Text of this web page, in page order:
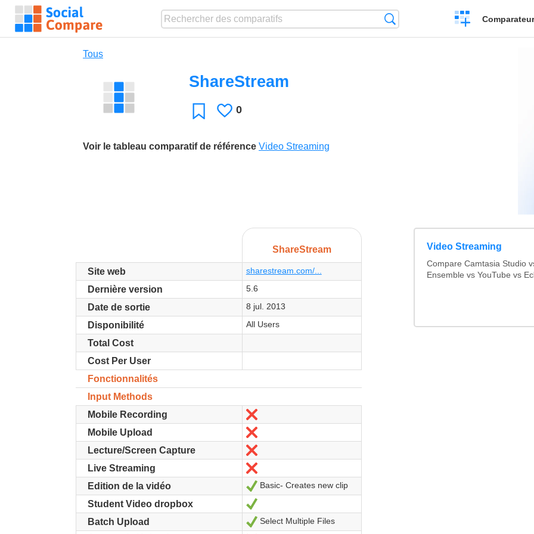
Créer
un
Tous
ShareStream
Favori J'aime
0
Voir le tableau comparatif de référence Video Streaming
ShareStream
Site web sharestream.com/...
Dernière version 5.6
Date de sortie 8 jul. 2013
Disponibilité All Users
Total Cost
Cost Per User
Fonctionnalités
Input Methods
Mobile Recording
Non
Mobile Upload Non
Lecture/Screen Capture Non
Live Streaming Non
Edition de la vidéo Oui
Basic- Creates new clip
Student Video dropbox Oui
Batch Upload Oui
Select Multiple Files
Video Streaming
Compare Camtasia Studio
Ensemble vs YouTube vs